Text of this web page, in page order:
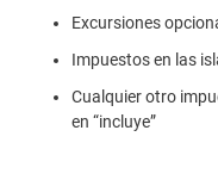
Excursiones
Impuestos en las
Cualquier otro
en “incluye”